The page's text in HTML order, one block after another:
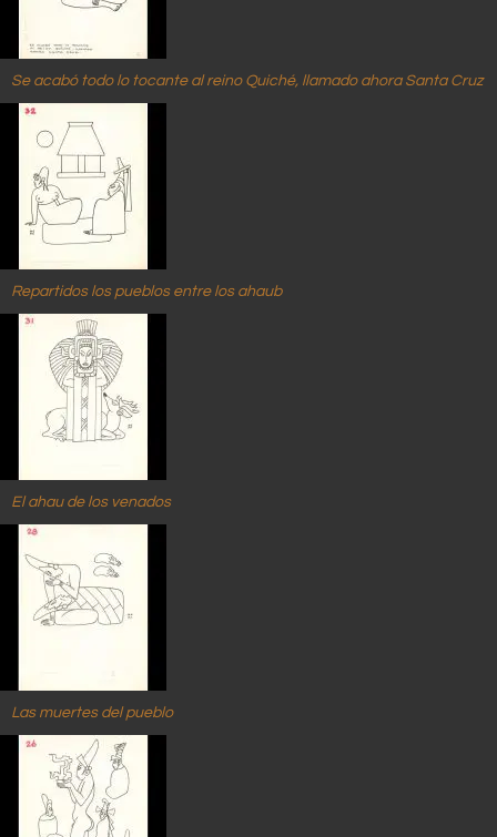
Se acabó todo lo tocante al reino Quiché, llamado ahora Santa Cruz
Repartidos los pueblos entre los ahaub
El ahau de los venados
Las muertes del pueblo